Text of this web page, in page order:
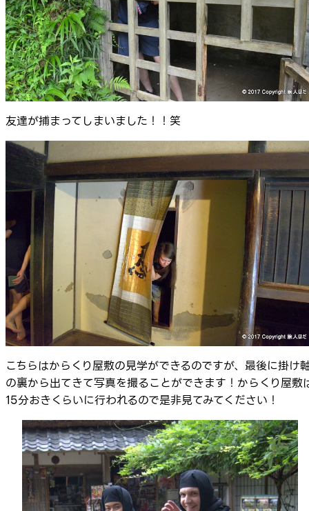
友達が捕まってしまいました！！笑
こちらはからくり屋敷の見学ができるのですが、最後に掛け
の裏から出てきて写真を撮ることができます！からくり屋敷
15分おきくらいに行われるので是非見てみてください！